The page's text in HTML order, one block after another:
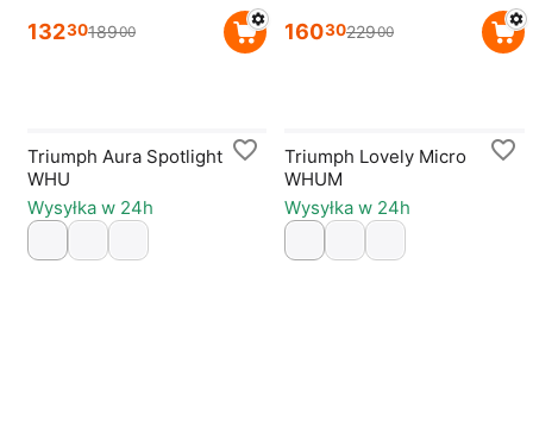
1323018900 1603022900
Triumph Aura Spotlight
WHU
Wysyłka w 24h
Triumph Lovely Micro
WHUM
Wysyłka w 24h